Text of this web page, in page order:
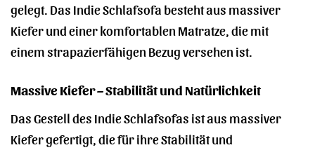
gelegt. Das Indie Schlafsofa besteht aus massiver
Kiefer und einer komfortablen Matratze, die mit
einem strapazierfähigen Bezug versehen ist.
Massive Kiefer – Stabilität und Natürlichkeit
Das Gestell des Indie Schlafsofas ist aus massiver
Kiefer gefertigt, die für ihre Stabilität und